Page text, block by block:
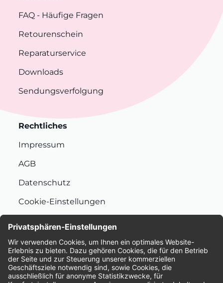
FAQ - Häufige Fragen
Retourenschein
Reparaturservice
Downloads
Sendungsverfolgung
Rechtliches
Impressum
AGB
Datenschutz
Cookie-Einstellungen
Bewertungen